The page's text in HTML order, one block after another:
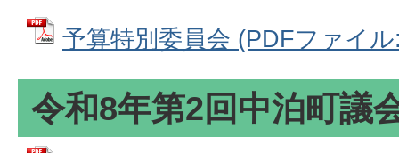
予算特別委員会 (PDFファイ
令和8年第2回中泊町議